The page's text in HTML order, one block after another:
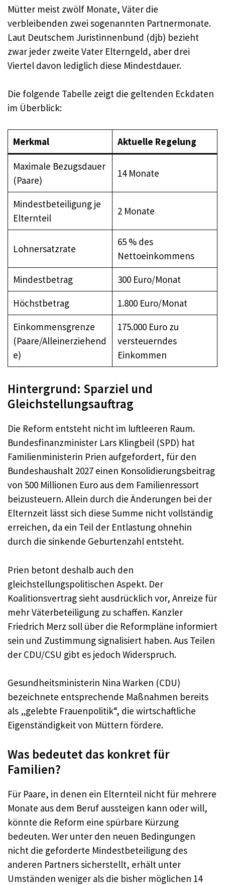
Mütter meist zwölf Monate, Väter die
verbleibenden zwei sogenannten Partnermonate.
Laut Deutschem Juristinnenbund (djb) bezieht
zwar jeder zweite Vater Elterngeld, aber drei
Viertel davon lediglich diese Mindestdauer.
Die folgende Tabelle zeigt die geltenden Eckdaten
im Überblick:
Merkmal Aktuelle Regelung
Maximale Bezugsdauer
(Paare)
14 Monate
Mindestbeteiligung je
Elternteil
2 Monate
Lohnersatzrate
65 % des
Nettoeinkommens
Mindestbetrag
300 Euro/Monat
Höchstbetrag
1.800 Euro/Monat
Einkommensgrenze
(Paare/Alleinerziehend
e)
175.000 Euro zu
versteuerndes
Einkommen
Hintergrund: Sparziel und
Gleichstellungsauftrag
Die Reform entsteht nicht im luftleeren Raum.
Bundesfinanzminister Lars Klingbeil (SPD) hat
Familienministerin Prien aufgefordert, für den
Bundeshaushalt 2027 einen Konsolidierungsbeitrag
von 500 Millionen Euro aus dem Familienressort
beizusteuern. Allein durch die Änderungen bei der
Elternzeit lässt sich diese Summe nicht vollständig
erreichen, da ein Teil der Entlastung ohnehin
durch die sinkende Geburtenzahl entsteht.
Prien betont deshalb auch den
gleichstellungspolitischen Aspekt. Der
Koalitionsvertrag sieht ausdrücklich vor, Anreize für
mehr Väterbeteiligung zu schaffen. Kanzler
Friedrich Merz soll über die Reformpläne informiert
sein und Zustimmung signalisiert haben. Aus Teilen
der CDU/CSU gibt es jedoch Widerspruch.
Gesundheitsministerin Nina Warken (CDU)
bezeichnete entsprechende Maßnahmen bereits
als „gelebte Frauenpolitik“, die wirtschaftliche
Eigenständigkeit von Müttern fördere.
Was bedeutet das konkret für
Familien?
Für Paare, in denen ein Elternteil nicht für mehrere
Monate aus dem Beruf aussteigen kann oder will,
könnte die Reform eine spürbare Kürzung
bedeuten. Wer unter den neuen Bedingungen
nicht die geforderte Mindestbeteiligung des
anderen Partners sicherstellt, erhält unter
Umständen weniger als die bisher möglichen 14